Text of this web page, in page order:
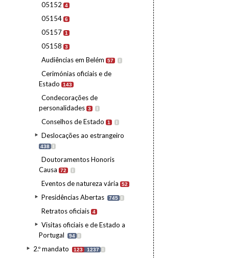
05152 4
05154 6
05157 1
05158 3
Audiências em Belém 57 I
Cerimónias oficiais e de
Estado
143
Condecorações de
personalidades 3 I
Conselhos de Estado 1 I
Deslocações ao estrangeiro
438 I
Doutoramentos Honoris
Causa
72 I
Eventos de natureza vária 52
Presidências Abertas 745 I
Retratos oficiais 4
Visitas oficiais e de Estado a
Portugal
94 I
2.º mandato 123 1237 I